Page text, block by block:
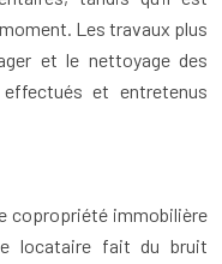
Les travaux plus
et le nettoyage des
et entretenus
copropriété immobilière
locataire fait du bruit